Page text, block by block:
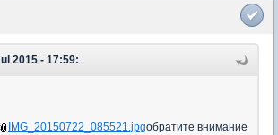
2015 - 17:59:
IMG_20150722_085521.jpgобратите внимание